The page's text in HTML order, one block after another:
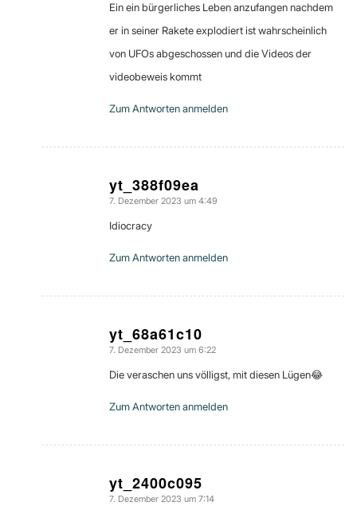
Ein ein bürgerliches Leben anzufangen nachdem
er in seiner Rakete explodiert ist wahrscheinlich
von UFOs abgeschossen und die Videos der
videobeweis kommt
Zum Antworten anmelden
yt_388f09ea
sagte:
7. Dezember 2023 um 4:49
Idiocracy
Zum Antworten anmelden
yt_68a61c10
sagte:
7. Dezember 2023 um 6:22
Die veraschen uns völligst, mit diesen Lügen😂
Zum Antworten anmelden
yt_2400c095
sagte:
7. Dezember 2023 um 7:14